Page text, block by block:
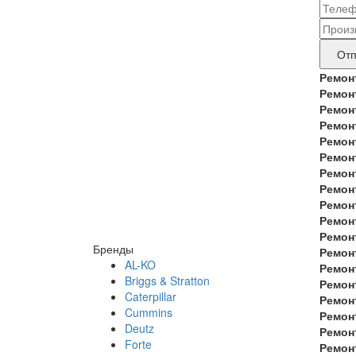
Бренды
AL-KO
Briggs & Stratton
Caterpillar
Cummins
Deutz
Forte